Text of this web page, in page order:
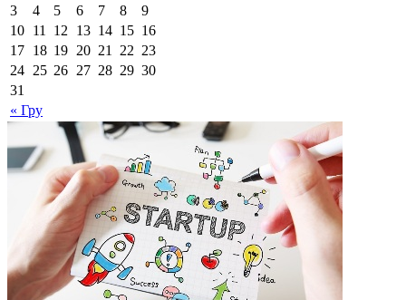
« Гру
3
4 5 6 7 8
9
10 11 12 13 14 15 16
17 18 19 20 21 22 23
24 25 26 27 28 29 30
31